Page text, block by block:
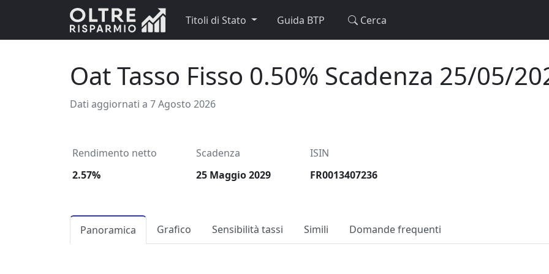
Titoli di Stato Guida BTP Cerca
Oat Tasso Fisso 0.50% Scadenza 25/05/
Dati aggiornati a 7 Agosto 2026
Rendimento netto Scadenza
ISIN
2.57%
25 Maggio 2029 FR0013407236
Panoramica Grafico Sensibilità tassi Simili Domande frequenti